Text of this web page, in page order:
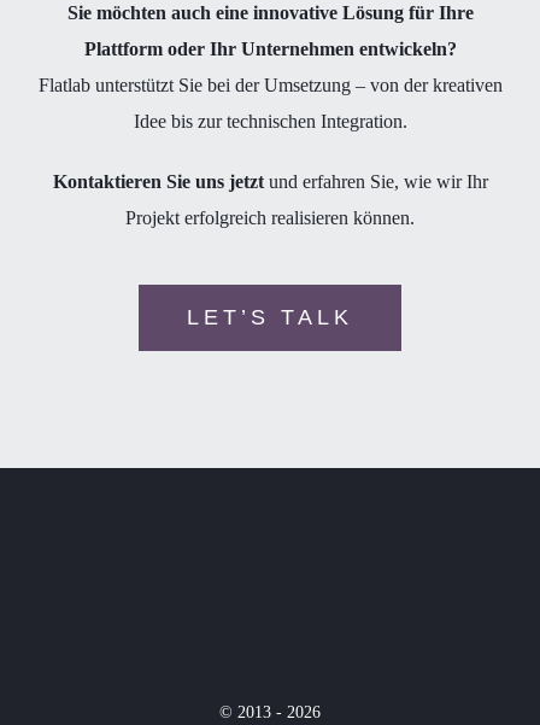
Sie möchten auch eine innovative Lösung für Ihre
Plattform oder Ihr Unternehmen entwickeln?
Flatlab unterstützt Sie bei der Umsetzung – von der kreativen
Idee bis zur technischen Integration.
Kontaktieren Sie uns jetztund erfahren Sie, wie wir Ihr
Projekt erfolgreich realisieren können.
LET’S TALK
© 2013 - 2026